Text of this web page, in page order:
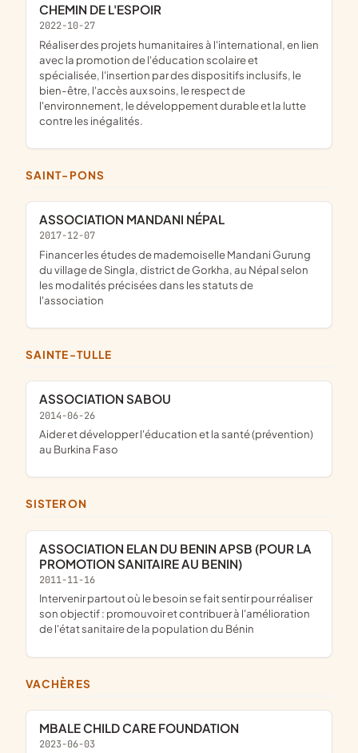
CHEMIN DE L'ESPOIR
2022-10-27
Réaliser des projets humanitaires à l'international, en lien
avec la promotion de l'éducation scolaire et
spécialisée, l'insertion par des dispositifs inclusifs, le
bien-être, l'accès aux soins, le respect de
l'environnement, le développement durable et la lutte
contre les inégalités.
SAINT-PONS
ASSOCIATION MANDANI NÉPAL
2017-12-07
financer les études de mademoiselle Mandani Gurung
du village de Singla, district de Gorkha, au Népal selon
les modalités précisées dans les statuts de
l'association
SAINTE-TULLE
ASSOCIATION SABOU
2014-06-26
aider et développer l'éducation et la santé (prévention)
au Burkina Faso
SISTERON
ASSOCIATION ELAN DU BENIN APSB (POUR LA
PROMOTION SANITAIRE AU BENIN)
2011-11-16
intervenir partout où le besoin se fait sentir pour réaliser
son objectif : promouvoir et contribuer à l'amélioration
de l'état sanitaire de la population du Bénin
VACHÈRES
MBALE CHILD CARE FOUNDATION
2023-06-03